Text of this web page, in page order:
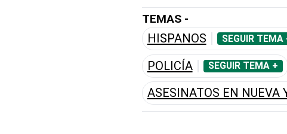
TEMAS -
HISPANOS SEGUIR TEMA
POLICÍA SEGUIR TEMA +
ASESINATOS EN NUEVA